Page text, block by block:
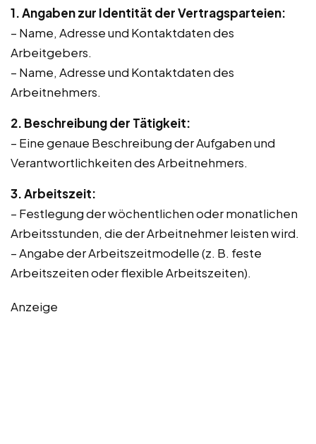
1. Angaben zur Identität der Vertragsparteien:
– Name, Adresse und Kontaktdaten des
Arbeitgebers.
– Name, Adresse und Kontaktdaten des
Arbeitnehmers.
2. Beschreibung der Tätigkeit:
– Eine genaue Beschreibung der Aufgaben und
Verantwortlichkeiten des Arbeitnehmers.
3. Arbeitszeit:
– Festlegung der wöchentlichen oder monatlichen
Arbeitsstunden, die der Arbeitnehmer leisten wird.
– Angabe der Arbeitszeitmodelle (z. B. feste
Arbeitszeiten oder flexible Arbeitszeiten).
Anzeige